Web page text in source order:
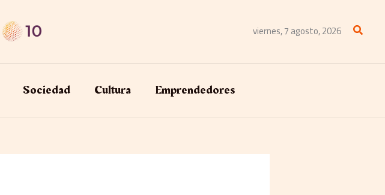
viernes, 7 agosto, 2026 Buscar
Sociedad Cultura Emprendedores